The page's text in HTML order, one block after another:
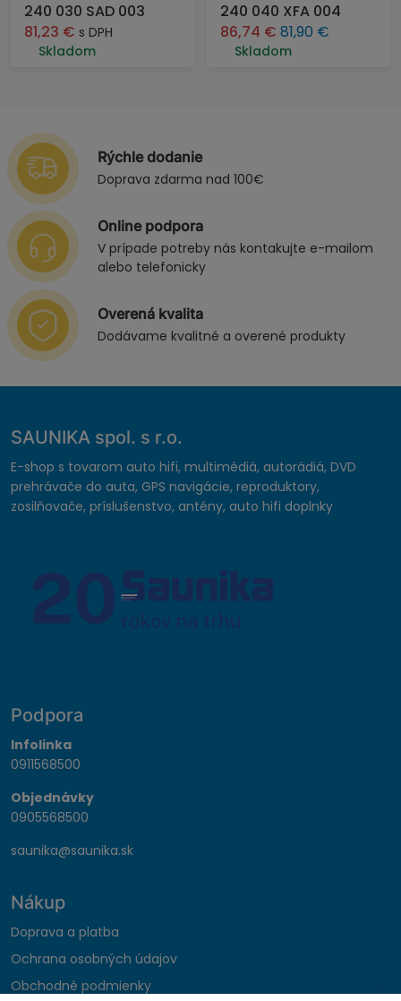
240 030 SAD 003
81,23 € s DPH
Skladom
240 040 XFA 004
86,74 € 81,90 €
Skladom
Rýchle dodanie
Doprava zdarma nad 100€
Online podpora
V prípade potreby nás kontakujte e-mailom
alebo telefonicky
Overená kvalita
Dodávame kvalitné a overené produkty
SAUNIKA spol. s r.o.
E-shop s tovarom auto hifi, multimédiá, autorádiá, DVD
prehrávače do auta, GPS navigácie, reproduktory,
zosilňovače, príslušenstvo, antény, auto hifi doplnky
Podpora
Infolinka
0911568500
Objednávky
0905568500
saunika@saunika.sk
Nákup
Doprava a platba
Ochrana osobných údajov
Obchodné podmienky